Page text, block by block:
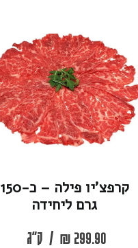
קרפצ’יו פילה – כ-150
גרם ליחידה
₪ 299.90
/ ק"ג